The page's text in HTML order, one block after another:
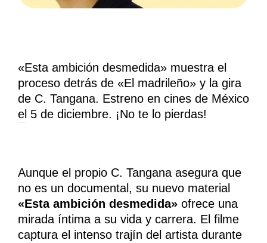
«Esta ambición desmedida» muestra el
proceso detrás de «El madrileño» y la gira
de C. Tangana. Estreno en cines de México
el 5 de diciembre. ¡No te lo pierdas!
Aunque el propio C. Tangana asegura que
no es un documental, su nuevo material
«Esta ambición desmedida» ofrece una
mirada íntima a su vida y carrera. El filme
captura el intenso trajín del artista durante